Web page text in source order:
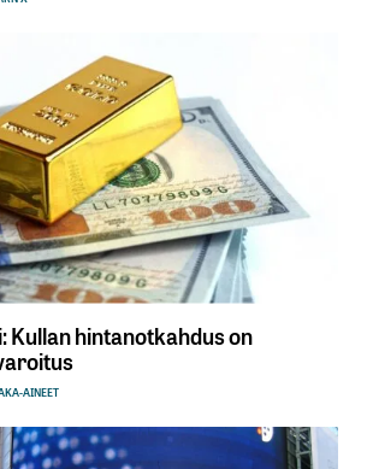
Kullan hintanotkahdus on
AINEET